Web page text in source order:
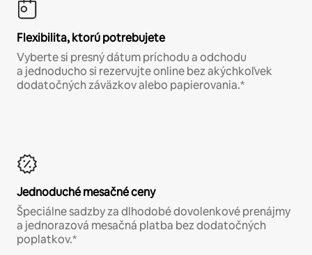
Flexibilita, ktorú potrebujete
Vyberte si presný dátum príchodu a odchodu
a jednoducho si rezervujte online bez akýchkoľvek
dodatočných záväzkov alebo papierovania.*
Jednoduché mesačné ceny
Špeciálne sadzby za dlhodobé dovolenkové prenájmy
a jednorazová mesačná platba bez dodatočných
poplatkov.*